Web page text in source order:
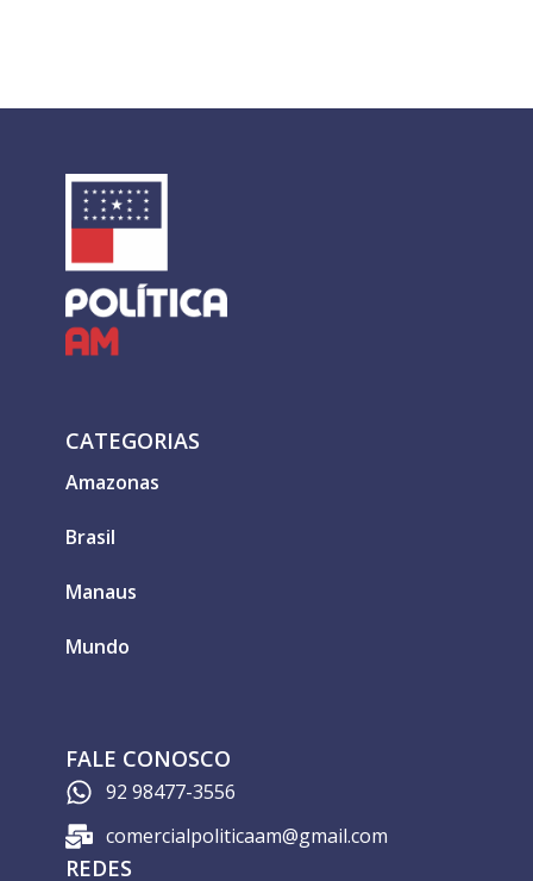
CATEGORIAS
Amazonas
Brasil
Manaus
Mundo
FALE CONOSCO
92 98477-3556
comercialpoliticaam@gmail.com
REDES